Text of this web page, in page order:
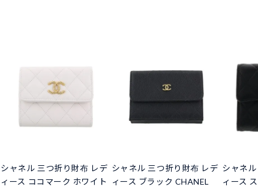
シャネル 三つ折り財布 レデ
ィース ココマーク ホワイト
シャネル 三つ折り財布 レデ
ィース ブラック CHANEL
シャネ
ィース